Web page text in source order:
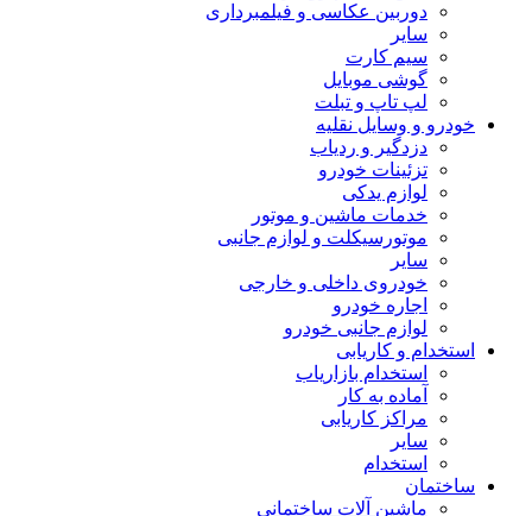
دوربین عکاسی و فیلمبرداری
سایر
سیم کارت
گوشی موبایل
لپ تاپ و تبلت
خودرو و وسایل نقلیه
دزدگیر و ردیاب
تزئینات خودرو
لوازم یدکی
خدمات ماشین و موتور
موتورسیکلت و لوازم جانبی
سایر
خودروی داخلی و خارجی
اجاره خودرو
لوازم جانبی خودرو
استخدام و کاریابی
استخدام بازاریاب
آماده به کار
مراکز کاریابی
سایر
استخدام
ساختمان
ماشین آلات ساختمانی